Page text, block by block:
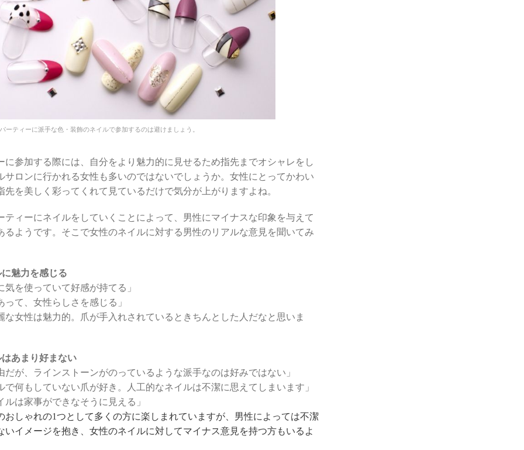
ーティーに派手な色・装飾のネイルで参加するのは避けましょう。
に参加する際には、自分をより魅力的に見せるため指先までオシャレをし
サロンに行かれる女性も多いのではないでしょうか。女性にとってかわい
先を美しく彩ってくれて見ているだけで気分が上がりますよね。
ティーにネイルをしていくことによって、男性にマイナスな印象を与えて
るようです。そこで女性のネイルに対する男性のリアルな意見を聞いてみ
魅力を感じる
気を使っていて好感が持てる」
って、女性らしさを感じる」
な女性は魅力的。爪が手入れされているときちんとした人だなと思いま
あまり好まない
だが、ラインストーンがのっているような派手なのは好みではない」
で何もしていない爪が好き。人工的なネイルは不潔に思えてしまいます」
ルは家事ができなそうに見える」
おしゃれの1つとして多くの方に楽しまれていますが、男性によっては不潔
いイメージを抱き、女性のネイルに対してマイナス意見を持つ方もいるよ